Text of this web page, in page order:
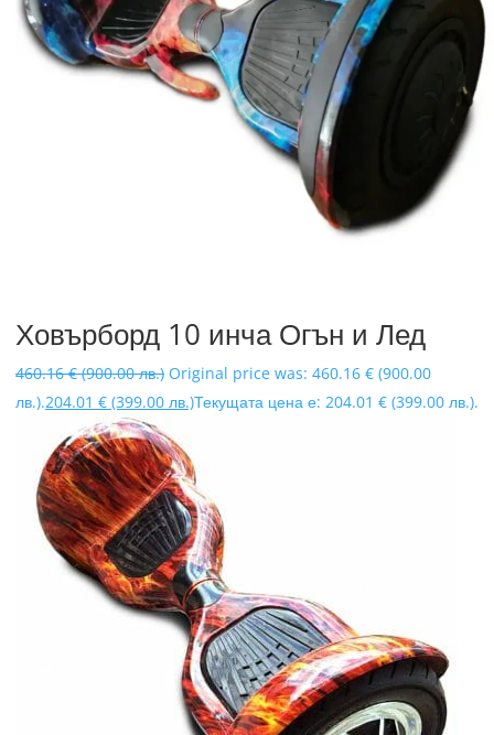
Ховърборд 10 инча Огън и Лед
460.16€ (900.00 лв.) Original price was: 460.16 € (900.00
лв.).204.01 € (399.00 лв.)Текущата цена е: 204.01 € (399.00 лв.).